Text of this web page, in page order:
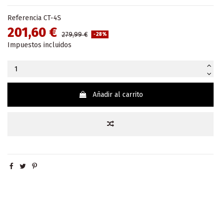
Referencia CT-4S
201,60 € 279,99 € -28%
Impuestos incluidos
Añadir al carrito